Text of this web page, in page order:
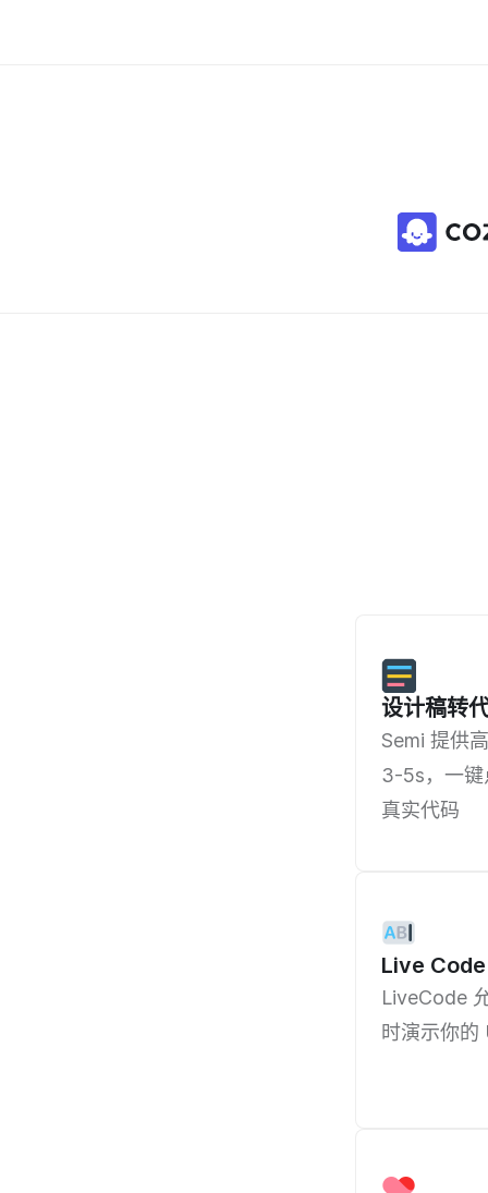
设计稿转
Semi 提供
3-5s，一键
真实代码
Live
LiveCode
时演示你的